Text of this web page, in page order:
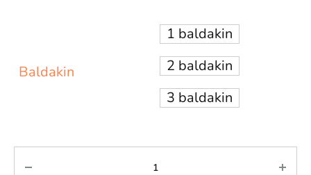
Baldakin
1 baldakin
2 baldakin
3 baldakin